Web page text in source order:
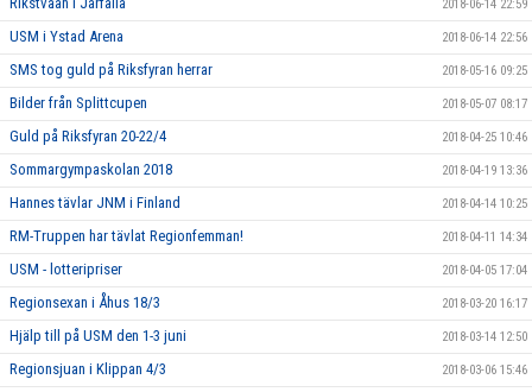
2018-06-14 22:59
USM i Ystad Arena 2018-06-14 22:56
SMS tog guld på Riksfyran herrar 2018-05-16 09:25
Bilder från Splittcupen 2018-05-07 08:17
Guld på Riksfyran 20-22/4 2018-04-25 10:46
Sommargympaskolan 2018 2018-04-19 13:36
Hannes tävlar JNM i Finland 2018-04-14 10:25
RM-Truppen har tävlat Regionfemman! 2018-04-11 14:34
USM - lotteripriser 2018-04-05 17:04
Regionsexan i Åhus 18/3 2018-03-20 16:17
Hjälp till på USM den 1-3 juni 2018-03-14 12:50
Regionsjuan i Klippan 4/3 2018-03-06 15:46